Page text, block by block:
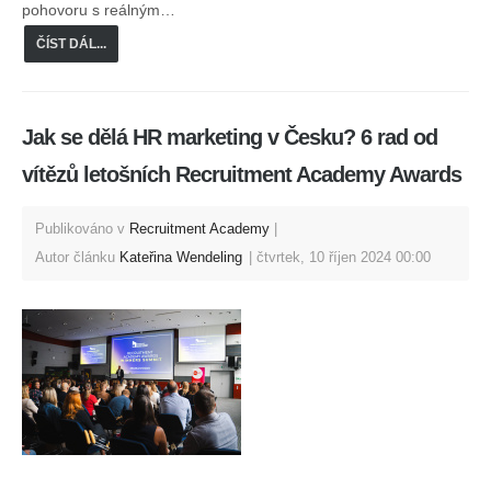
pohovoru s reálným…
ČÍST DÁL...
Jak se dělá HR marketing v Česku? 6 rad od
vítězů letošních Recruitment Academy Awards
Publikováno v Recruitment Academy
Autor článku Kateřina Wendeling čtvrtek, 10 říjen 2024 00:00